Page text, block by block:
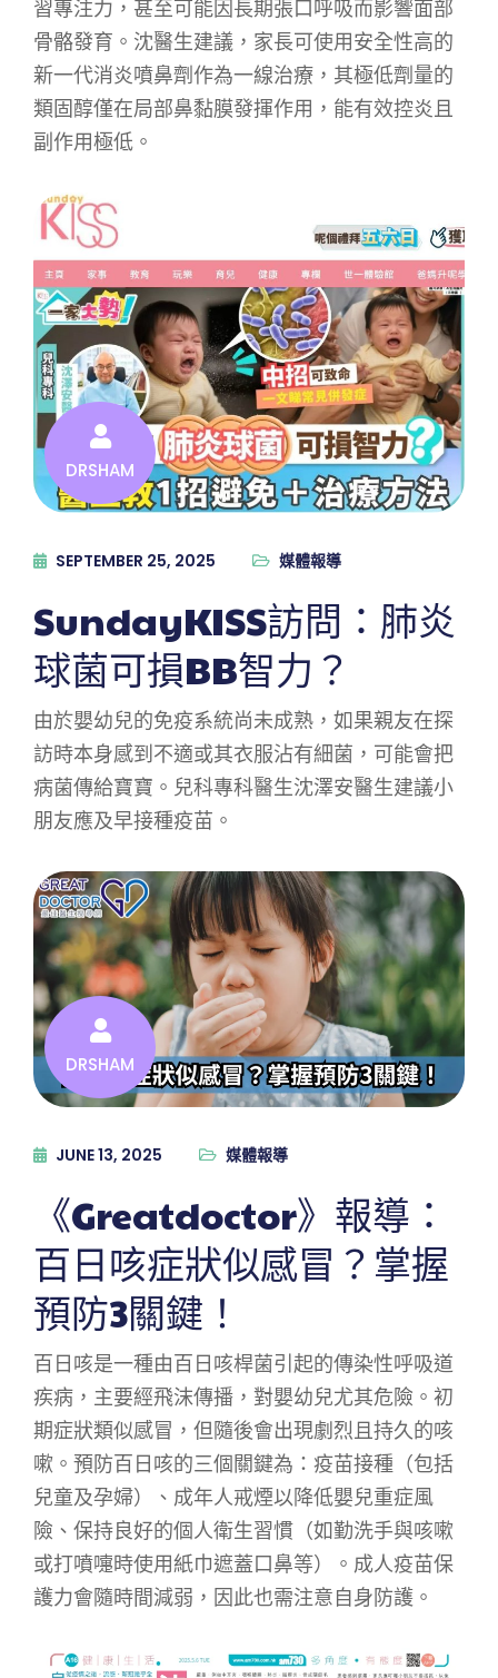
習專注力，甚至可能因長期張口呼吸而影響面部
骨骼發育。沈醫生建議，家長可使用安全性高的
新一代消炎噴鼻劑作為一線治療，其極低劑量的
類固醇僅在局部鼻黏膜發揮作用，能有效控炎且
副作用極低。
DRSHAM
SEPTEMBER 25, 2025 媒體報導
SundayKISS訪問：肺炎
球菌可損BB智力？
由於嬰幼兒的免疫系統尚未成熟，如果親友在探
訪時本身感到不適或其衣服沾有細菌，可能會把
病菌傳給寶寶。兒科專科醫生沈澤安醫生建議小
朋友應及早接種疫苗。
DRSHAM
JUNE 13, 2025 媒體報導
《Greatdoctor》報導：
百日咳症狀似感冒？掌握
預防3關鍵！
百日咳是一種由百日咳桿菌引起的傳染性呼吸道
疾病，主要經飛沫傳播，對嬰幼兒尤其危險。初
期症狀類似感冒，但隨後會出現劇烈且持久的咳
嗽。預防百日咳的三個關鍵為：疫苗接種（包括
兒童及孕婦）、成年人戒煙以降低嬰兒重症風
險、保持良好的個人衛生習慣（如勤洗手與咳嗽
或打噴嚏時使用紙巾遮蓋口鼻等）。成人疫苗保
護力會隨時間減弱，因此也需注意自身防護。